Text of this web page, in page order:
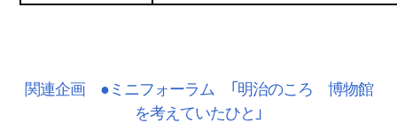
関連企画 ●ミニフォーラム 「明治のころ 博物館
を考えていたひと」